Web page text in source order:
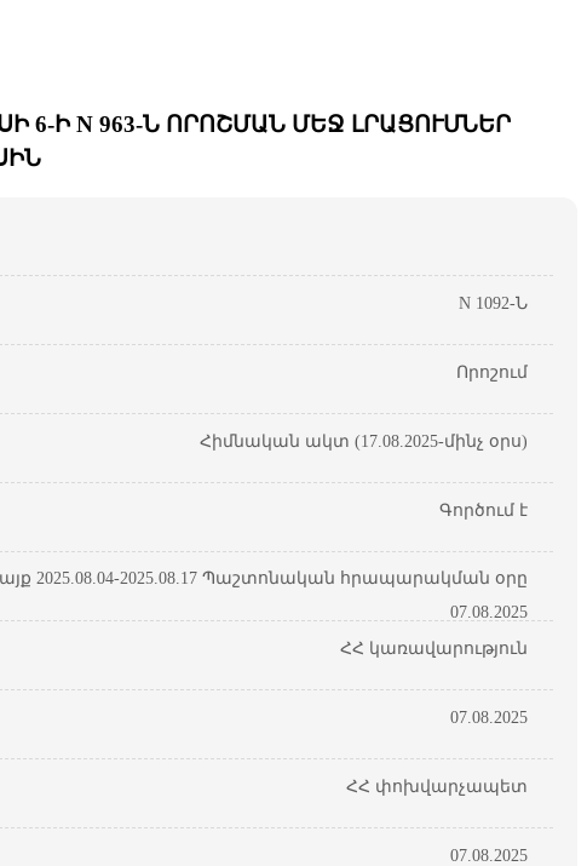
Ի N 963-Ն ՈՐՈՇՄԱՆ ՄԵՋ ԼՐԱՑՈՒՄՆԵՐ
N 1092-Ն
Որոշում
Հիմնական ակտ (17.08.2025-մինչ օրս)
Գործում է
2025.08.04-2025.08.17 Պաշտոնական հրապարակման օրը
07.08.2025
ՀՀ կառավարություն
07.08.2025
ՀՀ փոխվարչապետ
07.08.2025